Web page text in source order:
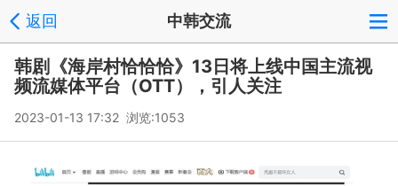
返回 中韩交流
韩剧《海岸村恰恰恰》13日将上线中国主流视
频流媒体平台（OTT），引人关注
2023-01-13 17:32 浏览:1053